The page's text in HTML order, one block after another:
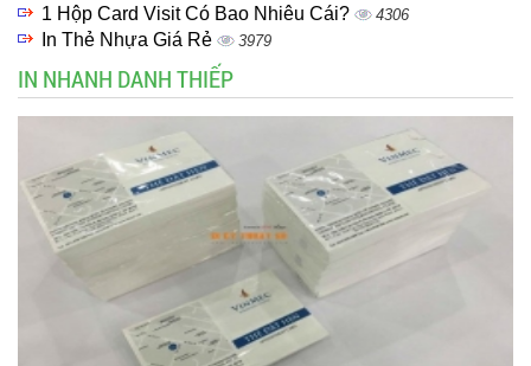
1 Hộp Card Visit Có Bao Nhiêu Cái? 4306
In Thẻ Nhựa Giá Rẻ 3979
IN NHANH DANH THIẾP